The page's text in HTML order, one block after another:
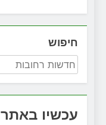
חיפוש
עכשיו באתר